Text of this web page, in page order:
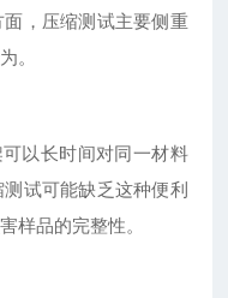
，压缩测试主要侧重
。
以长时间对同一材料
试可能缺乏这种便利
样品的完整性。